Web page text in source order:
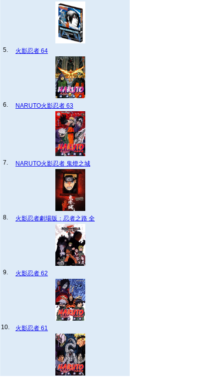
5. 火影忍者 64
6. NARUTO火影忍者 63
7. NARUTO火影忍者 鬼燈之城
8. 火影忍者劇場版：忍者之路 全
9. 火影忍者 62
10. 火影忍者 61